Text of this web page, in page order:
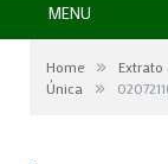
MENU
Home »
Extrato
Única
»